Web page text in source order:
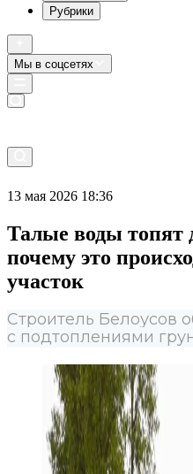
Рубрики
Мы в соцсетях
13 мая 2026 18:36
Талые воды топят
почему это
участок
Строитель Белоусов
с подтоплениями